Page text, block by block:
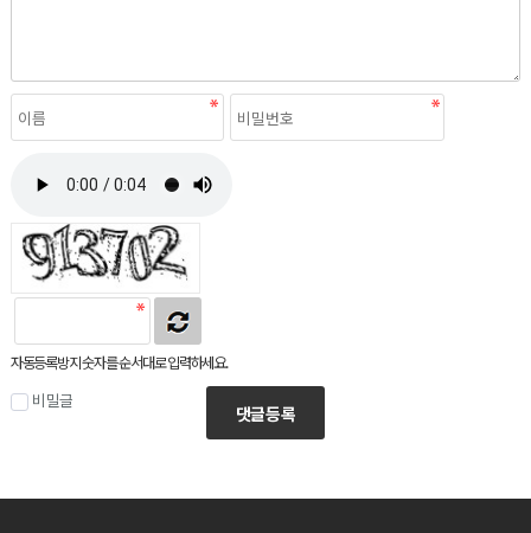
자동등록방지 숫자를 순서대로 입력하세요.
비밀글
댓글등록